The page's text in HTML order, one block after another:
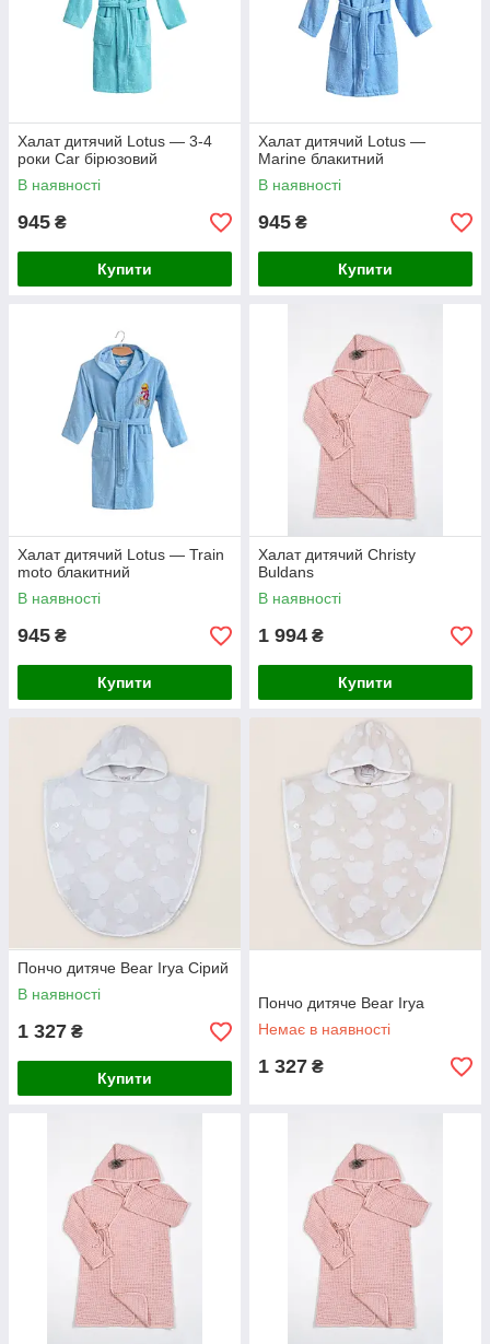
Халат дитячий Lotus — 3-4
роки Car бірюзовий
В наявності
945 ₴
Купити
Халат дитячий Lotus —
Marine блакитний
В наявності
945 ₴
Купити
Халат дитячий Lotus — Train
moto блакитний
В наявності
945 ₴
Купити
Халат дитячий Christy
Buldans
В наявності
1 994 ₴
Купити
Пончо дитяче Bear Irya Сірий
В наявності
1 327 ₴
Купити
Пончо дитяче Bear Irya
Немає в наявності
1 327 ₴